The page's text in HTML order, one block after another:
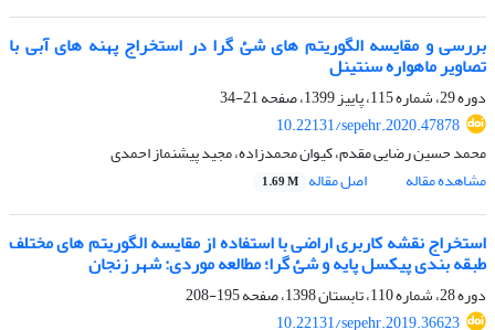
بررسی و مقایسه الگوریتم های شئ گرا در استخراج پهنه های آبی با
تصاویر ماهواره سنتینل
دوره 29، شماره 115، پاییز 1399، صفحه
21-34
10.22131/sepehr.2020.47878
محمد حسین رضایی مقدم، کیوان محمدزاده، مجید پیشنماز احمدی
مشاهده مقاله
اصل مقاله 1.69 M
استخراج نقشه کاربری اراضی با استفاده از مقایسه الگوریتم های مختلف
طبقه بندی پیکسل پایه و شئ گرا؛ مطالعه موردی: شهر زنجان
دوره 28، شماره 110، تابستان 1398، صفحه
195-208
10.22131/sepehr.2019.36623